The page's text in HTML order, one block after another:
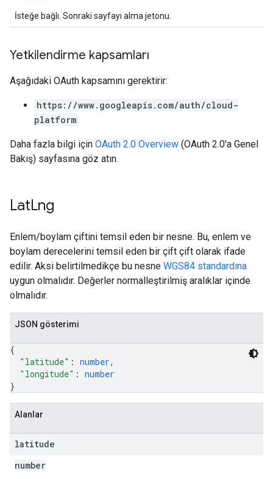
İsteğe bağlı. Sonraki sayfayı alma jetonu.
Yetkilendirme kapsamları
Aşağıdaki OAuth kapsamını gerektirir:
https://www.googleapis.com/auth/cloud-
platform
Daha fazla bilgi için OAuth 2.0 Overview (OAuth 2.0'a Genel
Bakış) sayfasına göz atın.
LatLng
Enlem/boylam çiftini temsil eden bir nesne. Bu, enlem ve
boylam derecelerini temsil eden bir çift çift olarak ifade
edilir. Aksi belirtilmedikçe bu nesne WGS84 standardına
uygun olmalıdır. Değerler normalleştirilmiş aralıklar içinde
olmalıdır.
JSON gösterimi
{
"latitude" : number,
"longitude" : number
}
Alanlar
latitude
number